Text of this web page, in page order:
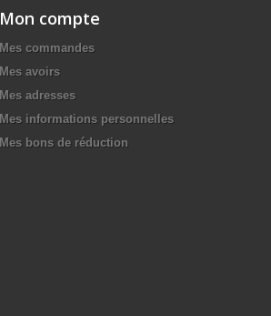
Mon compte
Mes commandes
Mes avoirs
Mes adresses
Mes informations personnelles
Mes bons de réduction